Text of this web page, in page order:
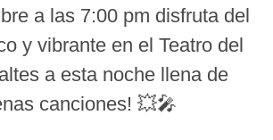
a las 7:00 pm disfruta del
y vibrante en el Teatro del
a esta noche llena de
canciones! 💥🎤